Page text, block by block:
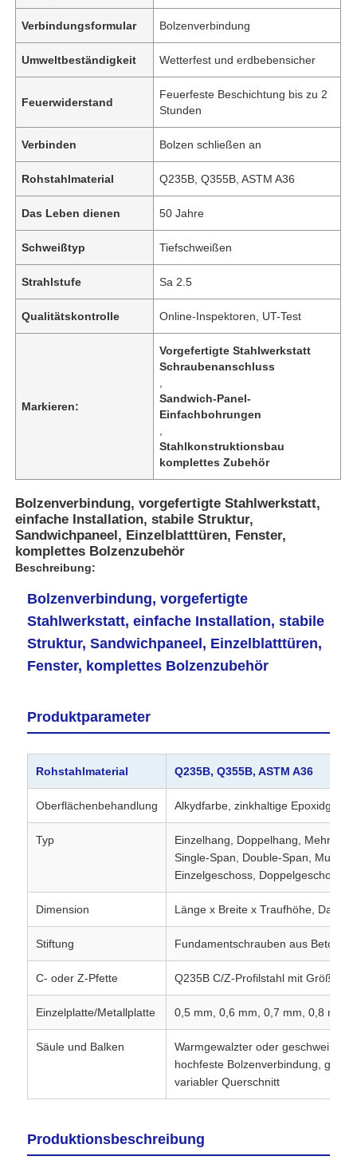
Produkte
Über uns
Qualitätskontrolle
Kontaktieren Sie uns
Rechtssachen
Bitte um ein Angebot
Verbindungsformular Bolzenverbindung
Umweltbeständigkeit Wetterfest und erdbebensicher
Feuerwiderstand
Feuerfeste Beschichtung bis zu 2
Stunden
Verbinden Bolzen schließen an
Rohstahlmaterial Q235B, Q355B, ASTM A36
Das Leben dienen 50 Jahre
Schweißtyp Tiefschweißen
Strahlstufe Sa 2.5
Qualitätskontrolle Online-Inspektoren, UT-Test
Markieren:
Vorgefertigte Stahlwerkstatt
Schraubenanschluss
Sandwich-Panel-
Einfachbohrungen
Stahlkonstruktionsbau
komplettes Zubehör
Bolzenverbindung, vorgefertigte Stahlwerkstatt,
einfache Installation, stabile Struktur,
Sandwichpaneel, Einzelblatttüren, Fenster,
komplettes Bolzenzubehör
Beschreibung:
Bolzenverbindung, vorgefertigte
Stahlwerkstatt, einfache Installation, stabile
Struktur, Sandwichpaneel, Einzelblatttüren,
Fenster, komplettes Bolzenzubehör
Produktparameter
Rohstahlmaterial Q235B, Q355B, ASTM A36
Oberflächenbehandlung Alkydfarbe, zinkhaltige
Typ
Einzelhang, Doppelhang,
Single-Span, Double-Span, Multi-
Einzelgeschoss, Doppelgeschoss,
Dimension Länge x Breite x Traufhöhe,
Stiftung Fundamentschrauben aus Beton
C- oder Z-Pfette Q235B C/Z-Profilstahl mit Größe
Einzelplatte/Metallplatte 0,5 mm, 0,6 mm, 0,7 mm, 0,8 mm
Säule und Balken
Warmgewalzter oder geschweißter
hochfeste Bolzenverbindung,
variabler Querschnitt
Produktionsbeschreibung